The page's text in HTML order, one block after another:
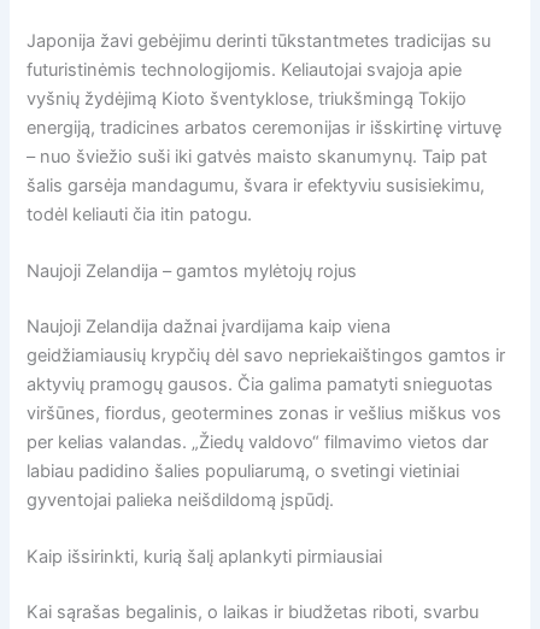
Japonija žavi gebėjimu derinti tūkstantmetes tradicijas su
futuristinėmis technologijomis. Keliautojai svajoja apie
vyšnių žydėjimą Kioto šventyklose, triukšmingą Tokijo
energiją, tradicines arbatos ceremonijas ir išskirtinę virtuvę
– nuo šviežio suši iki gatvės maisto skanumynų. Taip pat
šalis garsėja mandagumu, švara ir efektyviu susisiekimu,
todėl keliauti čia itin patogu.
Naujoji Zelandija – gamtos mylėtojų rojus
Naujoji Zelandija dažnai įvardijama kaip viena
geidžiamiausių krypčių dėl savo nepriekaištingos gamtos ir
aktyvių pramogų gausos. Čia galima pamatyti snieguotas
viršūnes, fiordus, geotermines zonas ir vešlius miškus vos
per kelias valandas. „Žiedų valdovo“ filmavimo vietos dar
labiau padidino šalies populiarumą, o svetingi vietiniai
gyventojai palieka neišdildomą įspūdį.
Kaip išsirinkti, kurią šalį aplankyti pirmiausiai
Kai sąrašas begalinis, o laikas ir biudžetas riboti, svarbu